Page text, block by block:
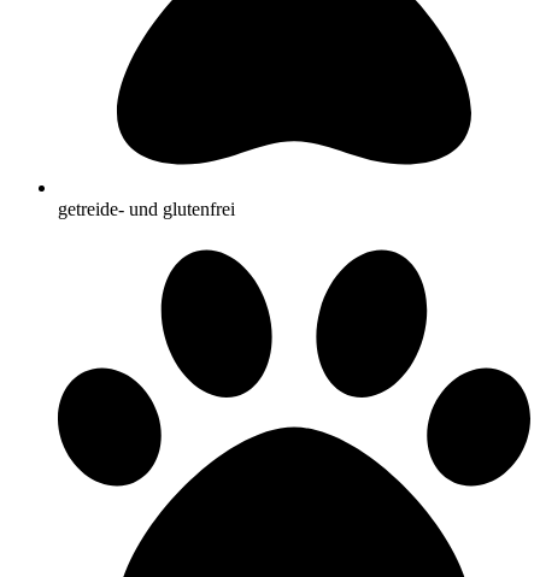
getreide- und glutenfrei